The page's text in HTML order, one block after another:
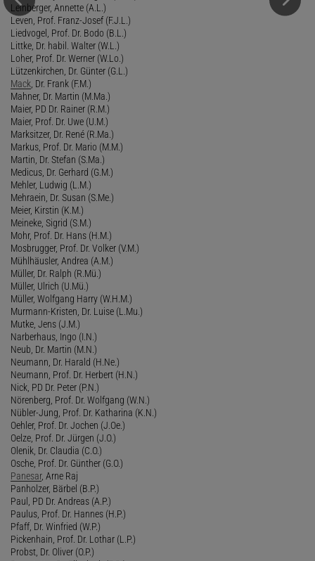
Leinberger, Annette (A.L.)
Leven, Prof. Franz-Josef (F.J.L.)
Liedvogel, Prof. Dr. Bodo (B.L.)
Littke, Dr. habil. Walter (W.L.)
Loher, Prof. Dr. Werner (W.Lo.)
Lützenkirchen, Dr. Günter (G.L.)
Mack , Dr. Frank (F.M.)
Mahner, Dr. Martin (M.Ma.)
Maier, PD Dr. Rainer (R.M.)
Maier, Prof. Dr. Uwe (U.M.)
Marksitzer, Dr. René (R.Ma.)
Markus, Prof. Dr. Mario (M.M.)
Martin, Dr. Stefan (S.Ma.)
Medicus, Dr. Gerhard (G.M.)
Mehler, Ludwig (L.M.)
Mehraein, Dr. Susan (S.Me.)
Meier, Kirstin (K.M.)
Meineke, Sigrid (S.M.)
Mohr, Prof. Dr. Hans (H.M.)
Mosbrugger, Prof. Dr. Volker (V.M.)
Mühlhäusler, Andrea (A.M.)
Müller, Dr. Ralph (R.Mü.)
Müller, Ulrich (U.Mü.)
Müller, Wolfgang Harry (W.H.M.)
Murmann-Kristen, Dr. Luise (L.Mu.)
Mutke, Jens (J.M.)
Narberhaus, Ingo (I.N.)
Neub, Dr. Martin (M.N.)
Neumann, Dr. Harald (H.Ne.)
Neumann, Prof. Dr. Herbert (H.N.)
Nick, PD Dr. Peter (P.N.)
Nörenberg, Prof. Dr. Wolfgang (W.N.)
Nübler-Jung, Prof. Dr. Katharina (K.N.)
Oehler, Prof. Dr. Jochen (J.Oe.)
Oelze, Prof. Dr. Jürgen (J.O.)
Olenik, Dr. Claudia (C.O.)
Osche, Prof. Dr. Günther (G.O.)
Panesar, Arne Raj
Panholzer, Bärbel (B.P.)
Paul, PD Dr. Andreas (A.P.)
Paulus, Prof. Dr. Hannes (H.P.)
Pfaff, Dr. Winfried (W.P.)
Pickenhain, Prof. Dr. Lothar (L.P.)
Probst, Dr. Oliver (O.P.)